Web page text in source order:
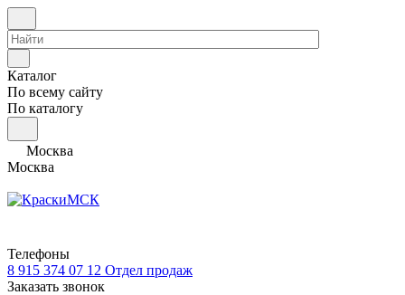
Каталог
По всему сайту
По каталогу
Москва
Москва
Телефоны
8 915 374 07 12 Отдел продаж
Заказать звонок